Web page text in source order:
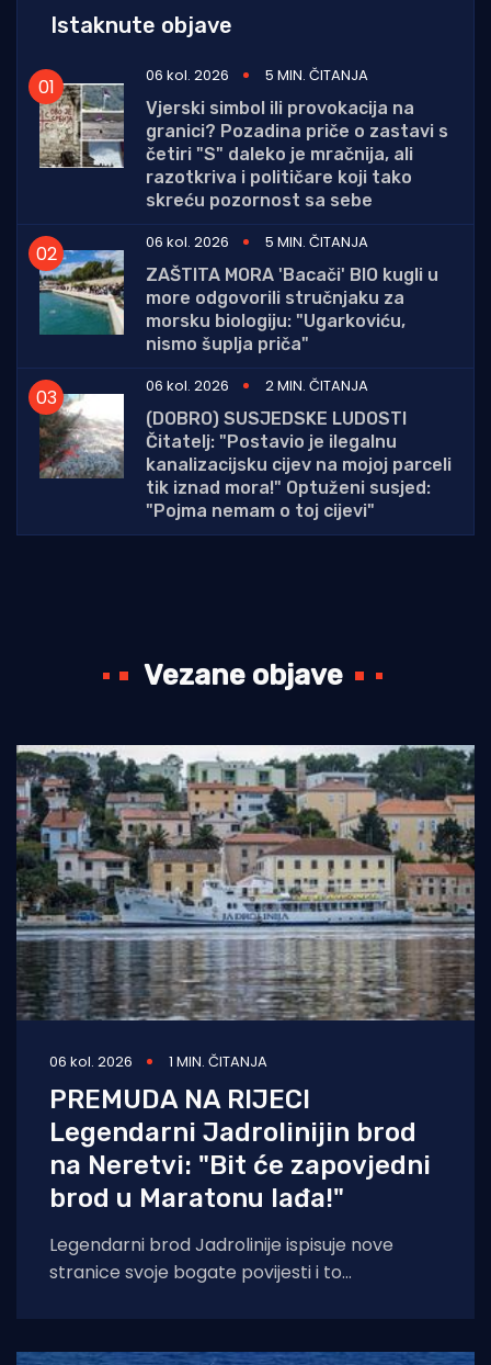
Istaknute objave
06 kol. 2026
5 MIN. ČITANJA
Vjerski simbol ili provokacija na
granici? Pozadina priče o zastavi s
četiri "S" daleko je mračnija, ali
razotkriva i političare koji tako
skreću pozornost sa sebe
06 kol. 2026
5 MIN. ČITANJA
ZAŠTITA MORA 'Bacači' BIO kugli u
more odgovorili stručnjaku za
morsku biologiju: "Ugarkoviću,
nismo šuplja priča"
06 kol. 2026
2 MIN. ČITANJA
(DOBRO) SUSJEDSKE LUDOSTI
Čitatelj: "Postavio je ilegalnu
kanalizacijsku cijev na mojoj parceli
tik iznad mora!" Optuženi susjed:
"Pojma nemam o toj cijevi"
Vezane objave
06 kol. 2026 1 MIN. ČITANJA
PREMUDA NA RIJECI
Legendarni Jadrolinijin brod
na Neretvi: "Bit će zapovjedni
brod u Maratonu lađa!"
Legendarni brod Jadrolinije ispisuje nove
stranice svoje bogate povijesti i to